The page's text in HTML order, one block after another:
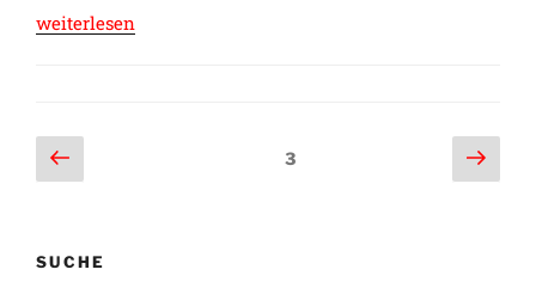
„Die
der
Weser
weiterlesen
Seitennummerierung
der
Vorherige
Seite
Seite3
SUCHE